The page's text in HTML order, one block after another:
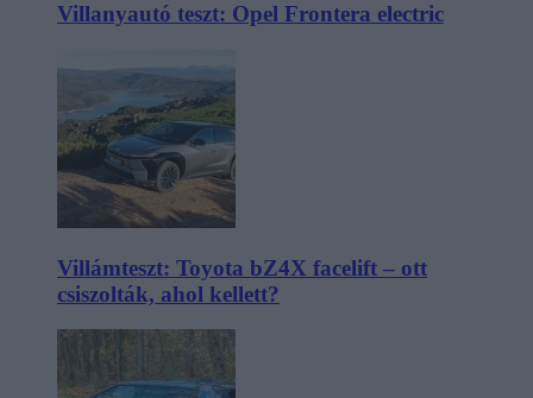
Villanyautó teszt: Opel Frontera electric
Villámteszt: Toyota bZ4X facelift – ott
csiszolták, ahol kellett?